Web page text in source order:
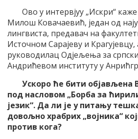
Ово у интервјуу „Искри“
Милош Ковачаевић, један од
лингвиста, предавач на
Источном Сарајеву и
руководилац Одјељења за српски
Андрићевом институту у
Ускоро ће бити објављена
под насловом „Борба за
језик“. Да ли је у питању
довољно храбрих „војника“
против кога?